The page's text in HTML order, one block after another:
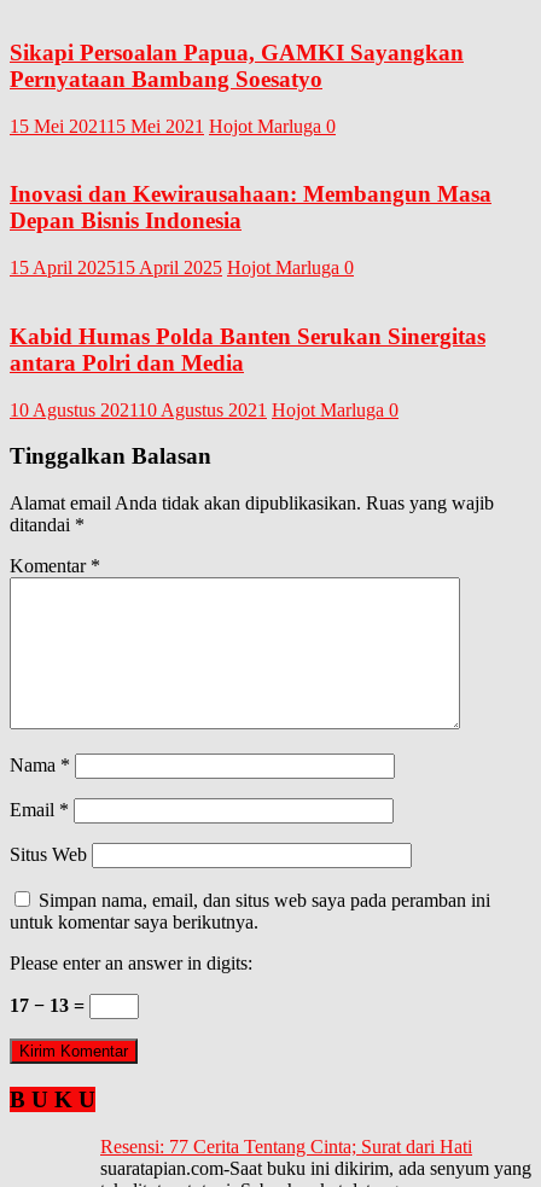
Sikapi Persoalan Papua, GAMKI Sayangkan
Pernyataan Bambang Soesatyo
15 Mei 202115 Mei 2021 Hojot Marluga 0
Inovasi dan Kewirausahaan: Membangun Masa
Depan Bisnis Indonesia
15 April 202515 April 2025 Hojot Marluga 0
Kabid Humas Polda Banten Serukan Sinergitas
antara Polri dan Media
10 Agustus 202110 Agustus 2021 Hojot Marluga 0
Tinggalkan Balasan
Alamat email Anda tidak akan dipublikasikan. Ruas yang wajib
ditandai *
Komentar *
Nama *
Email *
Situs Web
Simpan nama, email, dan situs web saya pada peramban ini
untuk komentar saya berikutnya.
Please enter an answer in digits:
17 − 13 =
B U K U
Resensi: 77 Cerita Tentang Cinta; Surat dari Hati
suaratapian.com-Saat buku ini dikirim, ada senyum yang